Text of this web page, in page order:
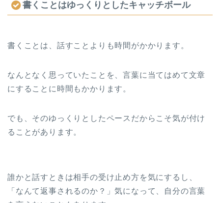
書くことはゆっくりとしたキャッチボール
書くことは、話すことよりも時間がかかります。
なんとなく思っていたことを、言葉に当てはめて文章
にすることに時間もかかります。
でも、そのゆっくりとしたペースだからこそ気が付け
ることがあります。
誰かと話すときは相手の受け止め方を気にするし、
「なんて返事されるのか？」気になって、自分の言葉